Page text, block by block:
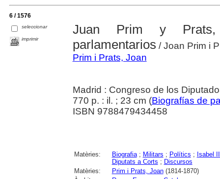
6 / 1576
seleccionar
imprimir
Juan Prim y Prats,
parlamentarios / Joan Prim i
Prim i Prats, Joan
Madrid : Congreso de los
770 p. : il. ; 23 cm (Biografías de
ISBN 9788479434458
Matèries: Biografia; Militars ; Polítics ; Isabel
Diputats a Corts ; Discursos
Matèries:
Prim i Prats, Joan(1814-1870)